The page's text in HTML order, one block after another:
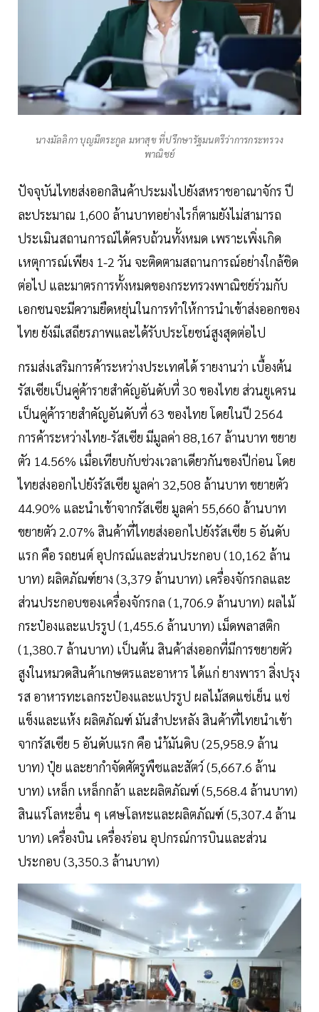
นางมัลลิกา บุญมีตระกูล มหาสุข ที่ปรึกษารัฐมนตรีว่าการกระทรวง
พาณิชย์
ปัจจุบันไทยส่งออกสินค้าประมงไปยังสหราชอาณาจักร ปี
ละประมาณ 1,600 ล้านบาทอย่างไรก็ตามยังไม่สามารถ
ประเมินสถานการณ์ได้ครบถ้วนทั้งหมด เพราะเพิ่งเกิด
เหตุการณ์เพียง 1-2 วัน จะติดตามสถานการณ์อย่างใกล้ชิด
ต่อไป และมาตรการทั้งหมดของกระทรวงพาณิชย์ร่วมกับ
เอกชนจะมีความยืดหยุ่นในการทำให้การนำเข้าส่งออกของ
ไทย ยังมีเสถียรภาพและได้รับประโยชน์สูงสุดต่อไป
กรมส่งเสริมการค้าระหว่างประเทศได้ รายงานว่า เบื้องต้น
รัสเซียเป็นคู่ค้ารายสำคัญอันดับที่ 30 ของไทย ส่วนยูเครน
เป็นคู่ค้ารายสำคัญอันดับที่ 63 ของไทย โดยในปี 2564
การค้าระหว่างไทย-รัสเซีย มีมูลค่า 88,167 ล้านบาท ขยาย
ตัว 14.56% เมื่อเทียบกับช่วงเวลาเดียวกันของปีก่อน โดย
ไทยส่งออกไปยังรัสเซีย มูลค่า 32,508 ล้านบาท ขยายตัว
44.90% และนำเข้าจากรัสเซีย มูลค่า 55,660 ล้านบาท
ขยายตัว 2.07% สินค้าที่ไทยส่งออกไปยังรัสเซีย 5 อันดับ
แรก คือ รถยนต์ อุปกรณ์และส่วนประกอบ (10,162 ล้าน
บาท) ผลิตภัณฑ์ยาง (3,379 ล้านบาท) เครื่องจักรกลและ
ส่วนประกอบของเครื่องจักรกล (1,706.9 ล้านบาท) ผลไม้
กระป๋องและแปรรูป (1,455.6 ล้านบาท) เม็ดพลาสติก
(1,380.7 ล้านบาท) เป็นต้น สินค้าส่งออกที่มีการขยายตัว
สูงในหมวดสินค้าเกษตรและอาหาร ได้แก่ ยางพารา สิ่งปรุง
รส อาหารทะเลกระป๋องและแปรรูป ผลไม้สดแช่เย็น แช่
แข็งและแห้ง ผลิตภัณฑ์ มันสำปะหลัง สินค้าที่ไทยนำเข้า
จากรัสเซีย 5 อันดับแรก คือ นำ้มันดิบ (25,958.9 ล้าน
บาท) ปุ๋ย และยากำจัดศัตรูพืชและสัตว์ (5,667.6 ล้าน
บาท) เหล็ก เหล็กกล้า และผลิตภัณฑ์ (5,568.4 ล้านบาท)
สินแร่โลหะอื่น ๆ เศษโลหะและผลิตภัณฑ์ (5,307.4 ล้าน
บาท) เครื่องบิน เครื่องร่อน อุปกรณ์การบินและส่วน
ประกอบ (3,350.3 ล้านบาท)